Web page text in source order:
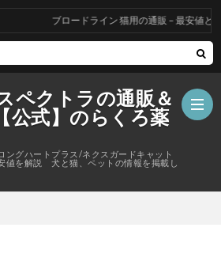
ペクトラの通販＆
公式】のらくろ薬
ングハートプラス/ネクスガードキャット
値を解説 犬と猫、ペットの情報を掲載し
サ
ブロードライン 猫用の通販 – 最安値と個